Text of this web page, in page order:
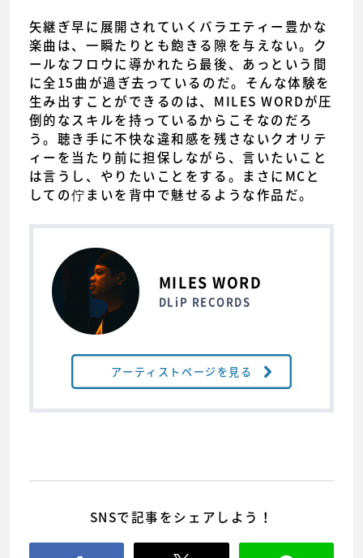
矢継ぎ早に展開されていくバラエティー豊かな
楽曲は、一瞬たりとも飽きる隙を与えない。ク
ールなフロウに導かれたら最後、あっという間
に全15曲が過ぎ去っているのだ。そんな体験を
生み出すことができるのは、MILES WORDが圧
倒的なスキルを持っているからこそなのだろ
う。聴き手に不快な違和感を残さないクオリテ
ィーを当たり前に担保しながら、言いたいこと
は言うし、やりたいことをする。まさにMCと
しての佇まいを背中で魅せるような作品だ。
MILES WORD
DLiP RECORDS
アーティストページを見る
SNSで記事をシェアしよう！